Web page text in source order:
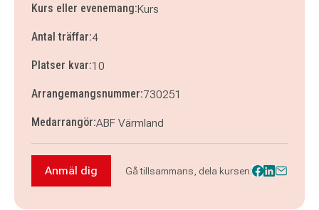
Kurs eller evenemang:Kurs
Antal träffar:4
Platser kvar:10
Arrangemangsnummer:730251
Medarrangör:ABF Värmland
Anmäl dig till Värmländskan och dess historia
Anmäl dig Gå tillsammans, dela kursen: